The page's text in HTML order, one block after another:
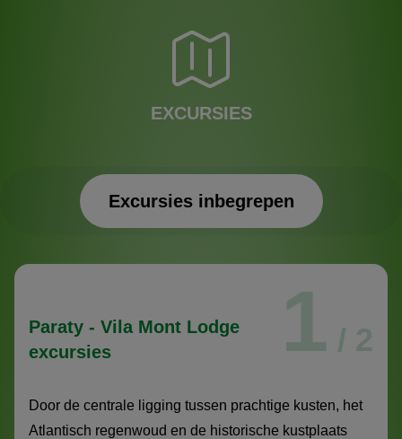
EXCURSIES
Excursies inbegrepen
Excursies inbegrepen
Paraty - Vila Mont Lodge
excursies
1 / 2
Door de centrale ligging tussen prachtige kusten, het
Atlantisch regenwoud en de historische kustplaats